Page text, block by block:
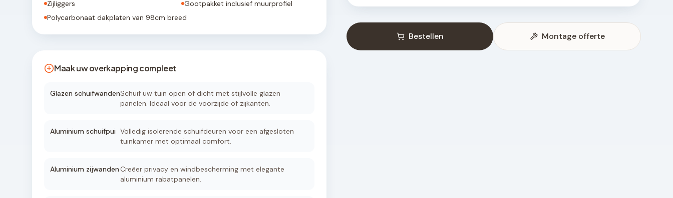
Zijliggers
Gootpakket inclusief muurprofiel
Polycarbonaat dakplaten van 98cm breed
Maak uw overkapping compleet
Glazen schuifwandenSchuif uw tuin open of dicht met stijlvolle glazen
panelen. Ideaal voor de voorzijde of zijkanten.
Aluminium schuifpui Volledig isolerende schuifdeuren voor een afgesloten
tuinkamer met optimaal comfort.
Aluminium zijwandenCreëer privacy en windbescherming met elegante
aluminium rabatpanelen.
Bestellen Montage offerte